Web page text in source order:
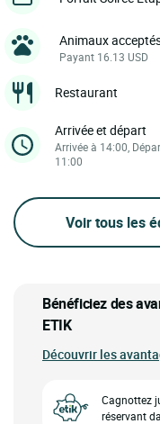
Animaux
Payant 16.13 USD
Restaurant
Arrivée et départ
Arrivée à 14:00,
11:00
Voir tous les
Bénéficiez des
ETIK
Découvrir les
Cagnottez
réservant